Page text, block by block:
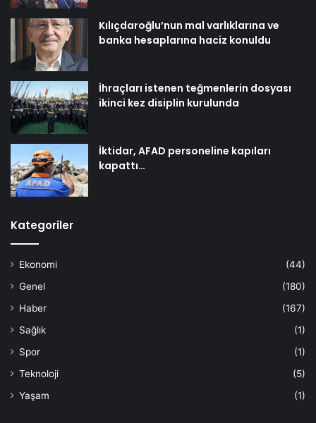
Kılıçdaroğlu’nun mal varlıklarına ve
banka hesaplarına haciz konuldu
İhraçları istenen teğmenlerin dosyası
ikinci kez disiplin kurulunda
İktidar, AFAD personeline kapıları
kapattı…
Kategoriler
Ekonomi
(44)
Genel
(180)
Haber
(167)
Sağlık
(1)
Spor
(1)
Teknoloji
(5)
Yaşam
(1)